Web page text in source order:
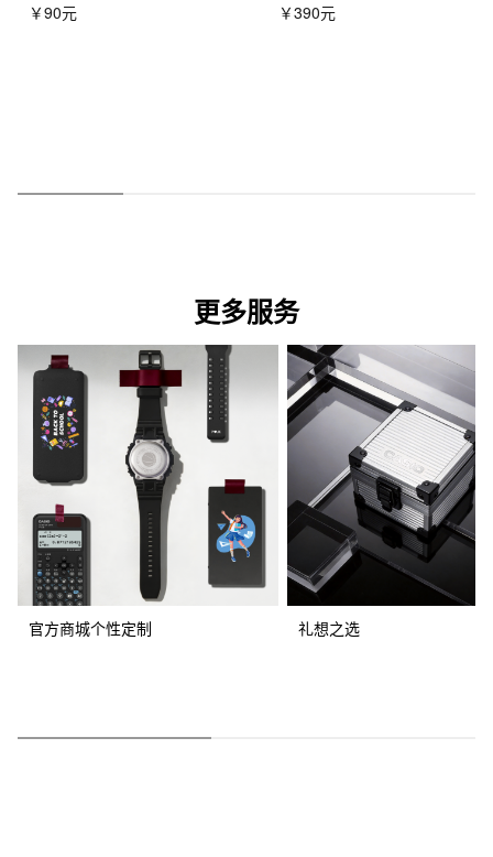
￥90元 ￥390元
更多服务
官方商城个性定制 礼想之选